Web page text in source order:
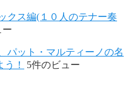
クス編(１０人のテナー奏
ー
パット・マルティーノの名
！
5件のビュー